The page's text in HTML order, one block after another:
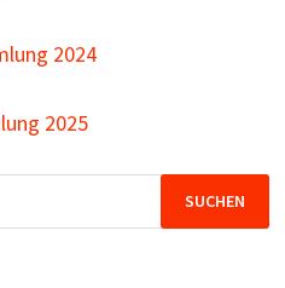
2024
2025